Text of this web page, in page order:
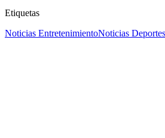
Etiquetas
Noticias EntretenimientoNoticias Deportes